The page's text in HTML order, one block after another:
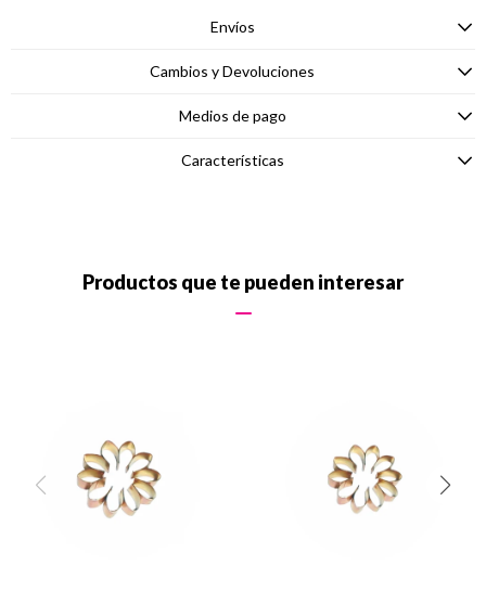
Envíos
Cambios y Devoluciones
Medios de pago
Características
Productos que te pueden interesar